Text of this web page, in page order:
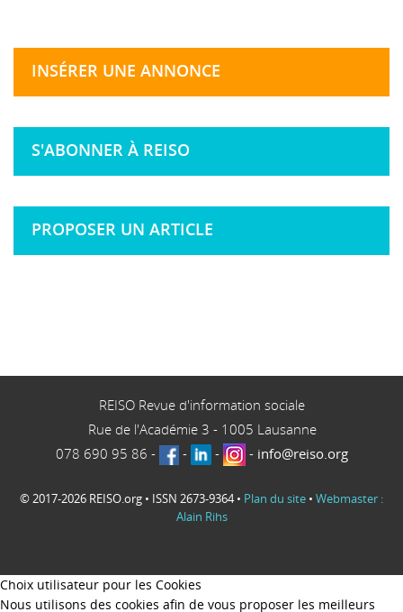
INSÉRER UNE ANNONCE
S'ABONNER À REISO
PROPOSER UN ARTICLE
REISO Revue d'information sociale
Rue de l'Académie 3 - 1005 Lausanne
078 690 95 86 - - - - info@reiso.org
© 2017-2026 REISO.org • ISSN 2673-9364 • Plan du site • Webmaster :
Alain Rihs
Choix utilisateur pour les Cookies
Nous utilisons des cookies afin de vous proposer les meilleurs